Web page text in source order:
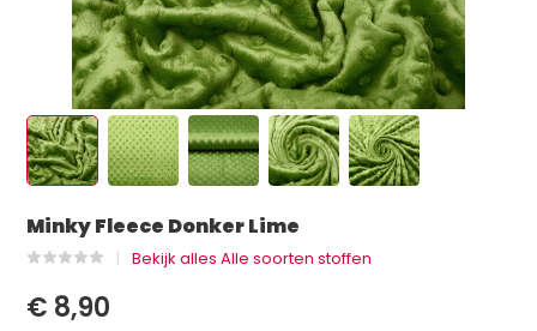
Minky Fleece Donker Lime
Bekijk alles Alle soorten stoffen
€ 8,90